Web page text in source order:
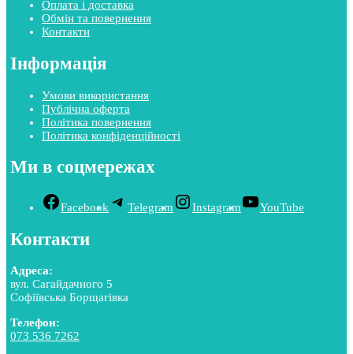
Оплата і доставка
Обмін та повернення
Контакти
Інформація
Умови використання
Публічна оферта
Політика повернення
Політика конфіденційності
Ми в соцмережах
Facebook Telegram Instagram YouTube
Контакти
Адреса:
вул. Сагайдачного 5
Софіївська Борщагівка
Телефон:
073 536 7262